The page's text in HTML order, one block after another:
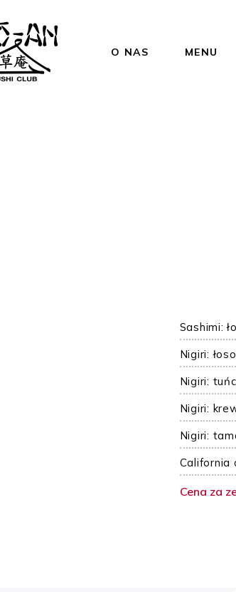
O NAS MENU
Sashimi:
Nigiri:
Nigiri:
Nigiri:
Nigiri:
California
Cena za